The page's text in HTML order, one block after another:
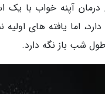
درمان آپنه خواب با یک
اما یافته های
شب باز نگه دارد.